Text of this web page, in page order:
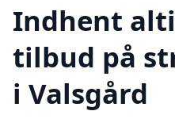
Indhent
tilbud på
i Valsgård